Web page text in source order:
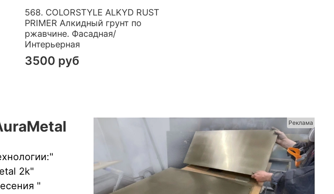
568. COLORSTYLE ALKYD RUST
PRIMER Алкидный грунт по
ржавчине. Фасадная/
Интерьерная
3500 руб
2k"
"
Реклама